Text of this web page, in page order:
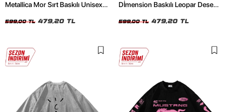
Metallica Mor Sırt Baskılı Unisex
599,00 TL 479,20 TL
Dİmension Baskılı Leopar Desenli
Tshirt
599,00 TL 479,20 TL